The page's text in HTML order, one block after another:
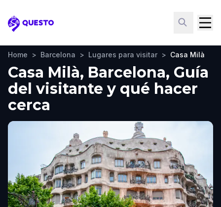
Questo
Home > Barcelona > Lugares para visitar > Casa Milà
Casa Milà, Barcelona, Guía
del visitante y qué hacer
cerca